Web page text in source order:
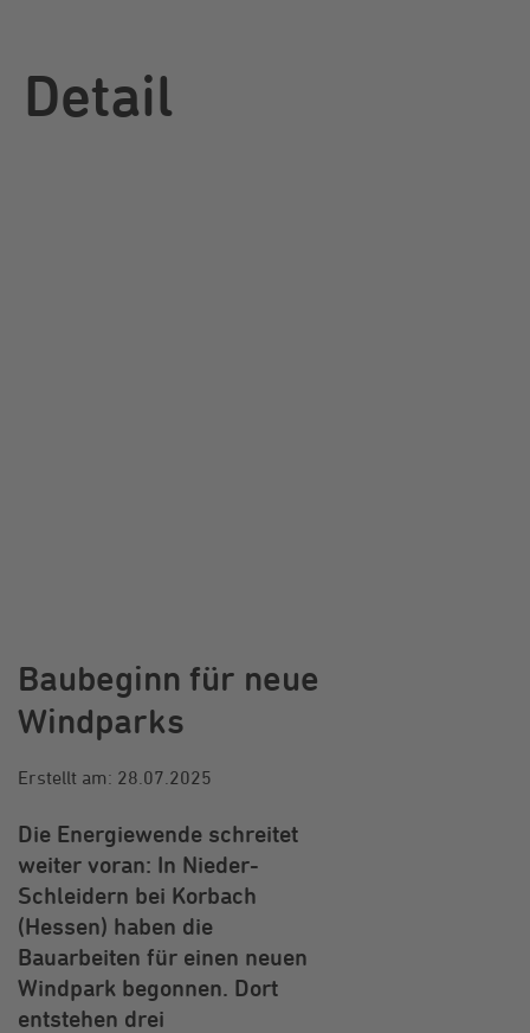
Detail
Baubeginn für neue
Windparks
Erstellt am: 28.07.2025
Die Energiewende schreitet
weiter voran: In Nieder-
Schleidern bei Korbach
(Hessen) haben die
Bauarbeiten für einen neuen
Windpark begonnen. Dort
entstehen drei